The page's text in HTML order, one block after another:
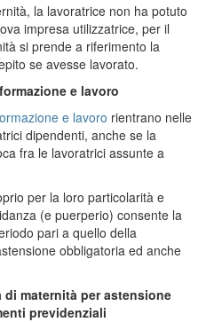
la lavoratrice non ha potuto
impresa utilizzatrice, per il
si prende a riferimento la
se avesse lavorato.
e lavoro
e lavoro rientrano nelle
dipendenti, anche se la
fra le lavoratrici assunte a
per la loro particolarità e
(e puerperio) consente la
pari a quello della
obbligatoria ed anche
maternità per astensione
previdenziali